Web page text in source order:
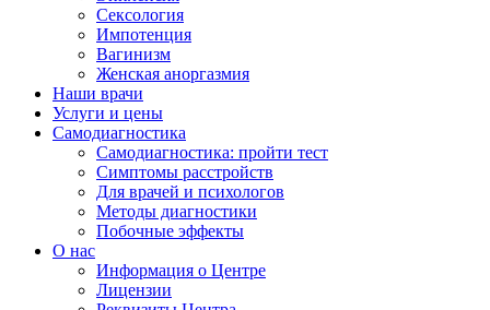
Сексология
Импотенция
Вагинизм
Женская аноргазмия
Наши врачи
Услуги и цены
Самодиагностика
Самодиагностика: пройти тест
Симптомы расстройств
Для врачей и психологов
Методы диагностики
Побочные эффекты
О нас
Информация о Центре
Лицензии